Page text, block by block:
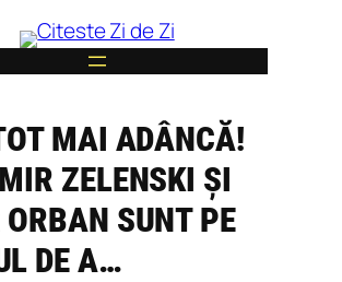
MAI ADÂNCĂ!
ZELENSKI ȘI
SUNT PE
DE A…
6